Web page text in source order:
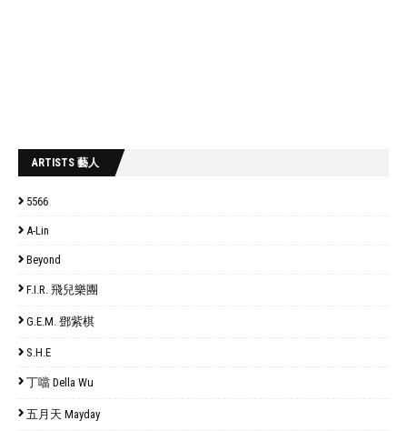
ARTISTS 藝人
5566
A-Lin
Beyond
F.I.R. 飛兒樂團
G.E.M. 鄧紫棋
S.H.E
丁噹 Della Wu
五月天 Mayday